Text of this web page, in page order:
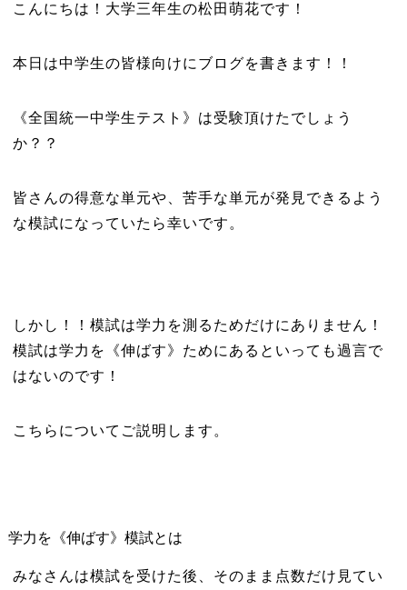
こんにちは！大学三年生の松田萌花です！
本日は中学生の皆様向けにブログを書きます！！
《全国統一中学生テスト》は受験頂けたでしょう
か？？
皆さんの得意な単元や、苦手な単元が発見できるよう
な模試になっていたら幸いです。
しかし！！模試は学力を測るためだけにありません！
模試は学力を《伸ばす》ためにあるといっても過言で
はないのです！
こちらについてご説明します。
学力を《伸ばす》模試とは
みなさんは模試を受けた後、そのまま点数だけ見てい